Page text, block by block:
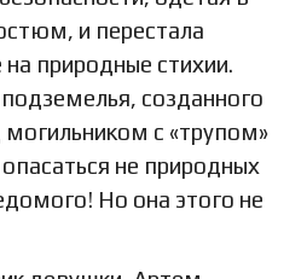
и перестала
природные стихии.
созданного
с «трупом»
не природных
Но она этого не